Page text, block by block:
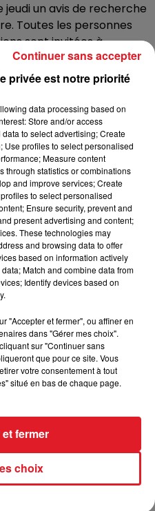
jeudi un avis de recherche
Toutes les personnes
sont invitées à
03 21 13 51 23.
HOMICIDE
APRÈS LA...
le logement servait
LA VIE, NOYÉ À
privée est notre priorité
data processing based on
Store and/or access
to select advertising; Create
profiles to select personalised
Measure content
through statistics or combinations
and improve services; Create
to select personalised
Ensure security, prevent and
present advertising and content;
These technologies may
and browsing data to offer
based on information actively
Match and combine data from
Identify devices based on
"Accepter et fermer", ou affiner en
dans "Gérer mes choix".
sur "Continuer sans
que pour ce site. Vous
votre consentement à tout
situé en bas de chaque page.
choix
fermer
Continuer sans accepter